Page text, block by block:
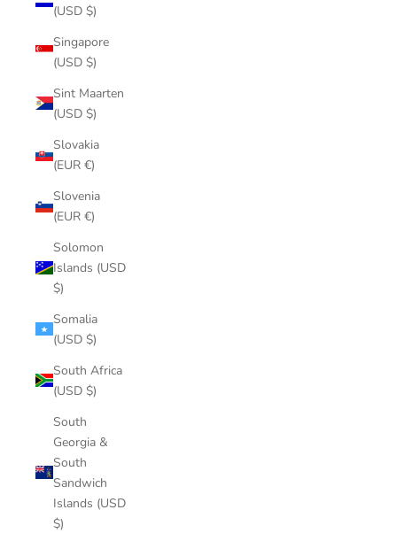
(USD $)
Singapore
(USD $)
Sint Maarten
(USD $)
Slovakia
(EUR €)
Slovenia
(EUR €)
Solomon
Islands (USD
$)
Somalia
(USD $)
South Africa
(USD $)
South
Georgia &
South
Sandwich
Islands (USD
$)